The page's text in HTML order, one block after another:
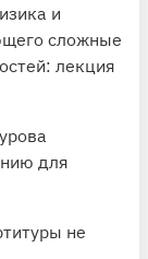
и
сложные
лекция
для
не